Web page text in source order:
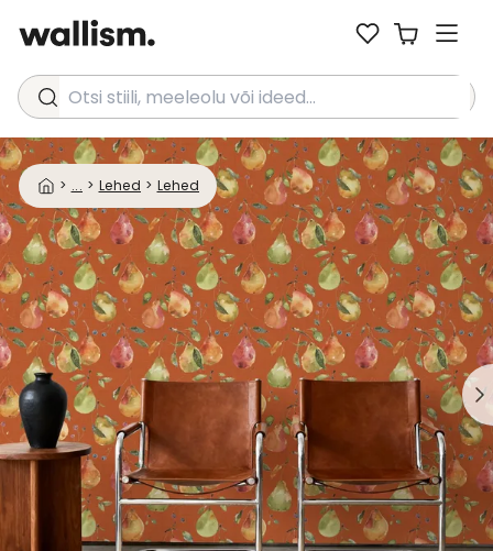
Otsi stiili, meeleolu või ideed...
> ... > Lehed > Lehed